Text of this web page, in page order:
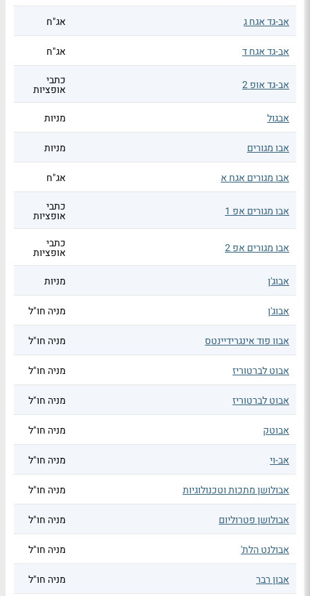
אב-גד אגח ג אג"ח
אב-גד אגח ד אג"ח
אב-גד אופ 2 כתבי
אופציות
אבגול
מניות
אבו מגורים מניות
אבו מגורים אגח א אג"ח
אבו מגורים אפ 1 כתבי
אופציות
אבו מגורים אפ 2 כתבי
אופציות
אבוג'ן
מניות
אבוג'ן מניה חו"ל
אבוו פוד אינגרידיינטס מניה חו"ל
אבוט לברטוריז מניה חו"ל
אבוט לברטוריז מניה חו"ל
אבוטק מניה חו"ל
אב-וי מניה חו"ל
אבולושן מתכות וטכנולוגיות מניה חו"ל
אבולושן פטרוליום מניה חו"ל
אבולנט הלת' מניה חו"ל
אבון רבר מניה חו"ל